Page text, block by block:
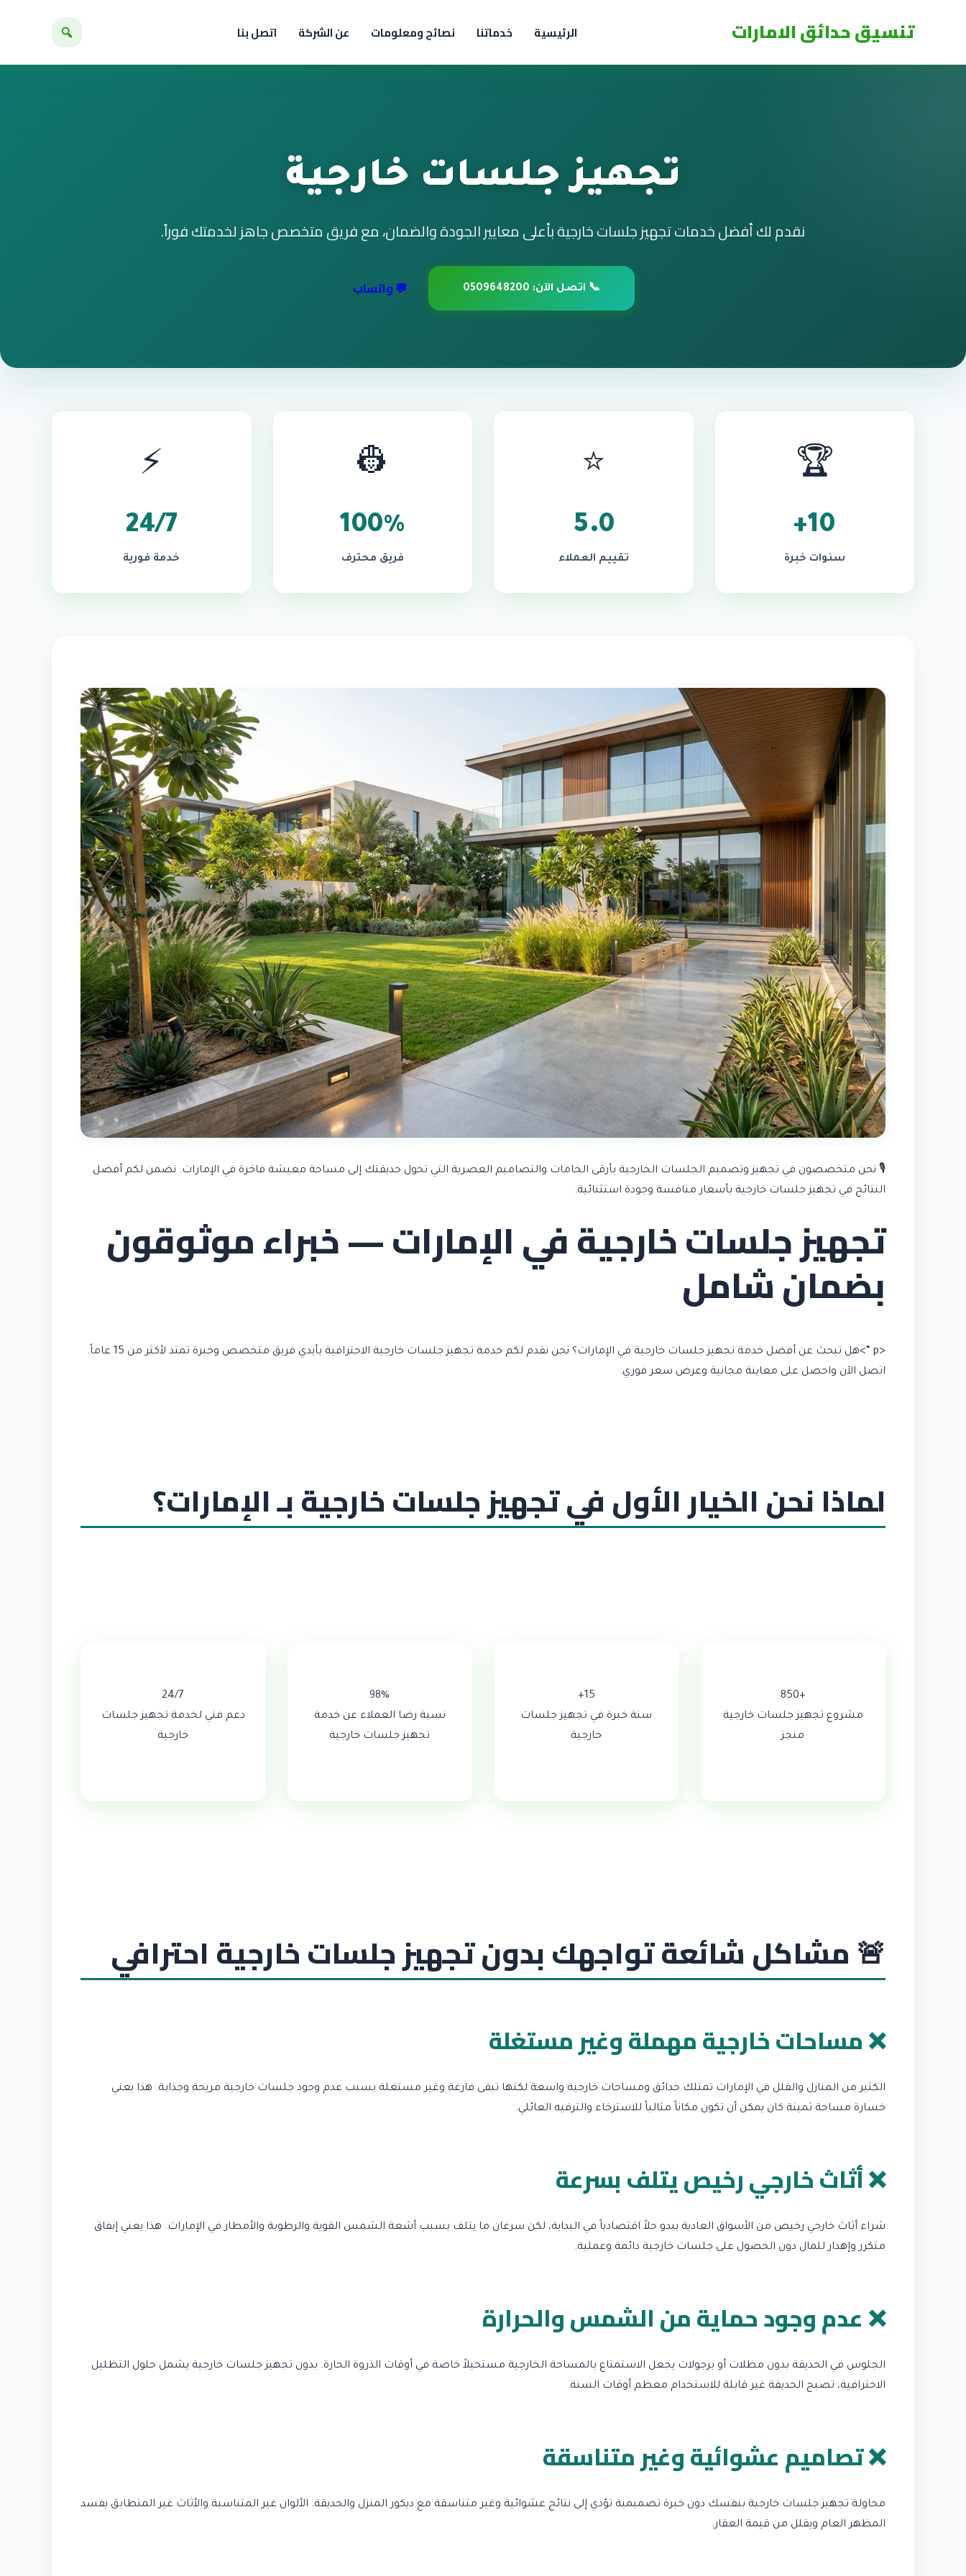
تنسيق حدائق الامارات الرئيسية خدماتنا نصائح ومعلومات عن الشركة اتصل بنا
تجهيز جلسات خارجية
نقدم لك أفضل خدمات تجهيز جلسات خارجية بأعلى معايير الجودة والضمان، مع فريق متخصص جاهز لخدمتك فوراً.
📞 اتصل الآن: 0509648200 💬 واتساب
🏆
10+
سنوات خبرة
⭐
5.0
تقييم العملاء
👷
100%
فريق محترف
⚡
24/7
خدمة فورية
🎙️ نحن متخصصون في تجهيز وتصميم الجلسات الخارجية بأرقى الخامات والتصاميم العصرية التي تحول حديقتك إلى مساحة معيشة فاخرة في الإمارات. نضمن لكم أفضل
النتائج في تجهيز جلسات خارجية بأسعار منافسة وجودة استثنائية.
تجهيز جلسات خارجية في الإمارات — خبراء موثوقون
بضمان شامل
<p “>هل تبحث عن أفضل خدمة تجهيز جلسات خارجية في الإمارات؟ نحن نقدم لكم خدمة تجهيز جلسات خارجية الاحترافية بأيدي فريق متخصص وخبرة تمتد لأكثر من 15 عاماً.
اتصل الآن واحصل على معاينة مجانية وعرض سعر فوري.
لماذا نحن الخيار الأول في تجهيز جلسات خارجية بـ الإمارات؟
+850
مشروع تجهيز جلسات خارجية
منجز
15+
سنة خبرة في تجهيز جلسات
خارجية
98%
نسبة رضا العملاء عن خدمة
تجهيز جلسات خارجية
24/7
دعم فني لخدمة تجهيز جلسات
خارجية
🚨 مشاكل شائعة تواجهك بدون تجهيز جلسات خارجية احترافي
❌ مساحات خارجية مهملة وغير مستغلة
الكثير من المنازل والفلل في الإمارات تمتلك حدائق ومساحات خارجية واسعة لكنها تبقى فارغة وغير مستغلة بسبب عدم وجود جلسات خارجية مريحة وجذابة. هذا يعني
خسارة مساحة ثمينة كان يمكن أن تكون مكاناً مثالياً للاسترخاء والترفيه العائلي.
❌ أثاث خارجي رخيص يتلف بسرعة
شراء أثاث خارجي رخيص من الأسواق العادية يبدو حلاً اقتصادياً في البداية، لكن سرعان ما يتلف بسبب أشعة الشمس القوية والرطوبة والأمطار في الإمارات. هذا يعني إنفاق
متكرر وإهدار للمال دون الحصول على جلسات خارجية دائمة وعملية.
❌ عدم وجود حماية من الشمس والحرارة
الجلوس في الحديقة بدون مظلات أو برجولات يجعل الاستمتاع بالمساحة الخارجية مستحيلاً خاصة في أوقات الذروة الحارة. بدون تجهيز جلسات خارجية يشمل حلول التظليل
الاحترافية، تصبح الحديقة غير قابلة للاستخدام معظم أوقات السنة.
❌ تصاميم عشوائية وغير متناسقة
محاولة تجهيز جلسات خارجية بنفسك دون خبرة تصميمية تؤدي إلى نتائج عشوائية وغير متناسقة مع ديكور المنزل والحديقة. الألوان غير المتناسبة والأثاث غير المتطابق يفسد
المظهر العام ويقلل من قيمة العقار.